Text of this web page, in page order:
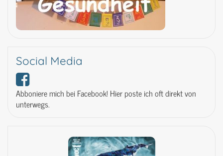
Social Media
Abboniere mich bei Facebook! Hier poste ich oft direkt von
unterwegs.